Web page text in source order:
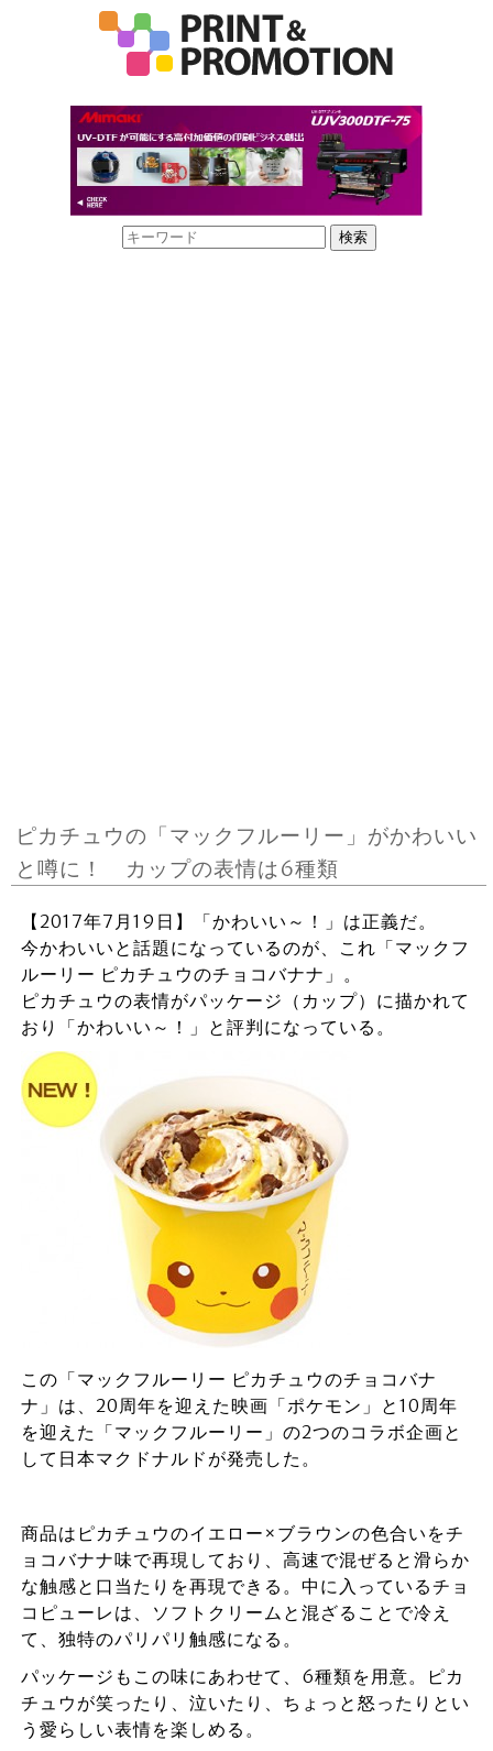
ピカチュウの「マックフルーリー」がかわいい
と噂に！ カップの表情は6種類
【2017年7月19日】「かわいい～！」は正義だ。
今かわいいと話題になっているのが、これ「マックフ
ルーリー ピカチュウのチョコバナナ」。
ピカチュウの表情がパッケージ（カップ）に描かれて
おり「かわいい～！」と評判になっている。
この「マックフルーリー ピカチュウのチョコバナ
ナ」は、20周年を迎えた映画「ポケモン」と10周年
を迎えた「マックフルーリー」の2つのコラボ企画と
して日本マクドナルドが発売した。
商品はピカチュウのイエロー×ブラウンの色合いをチ
ョコバナナ味で再現しており、高速で混ぜると滑らか
な触感と口当たりを再現できる。中に入っているチョ
コピューレは、ソフトクリームと混ざることで冷え
て、独特のパリパリ触感になる。
パッケージもこの味にあわせて、6種類を用意。ピカ
チュウが笑ったり、泣いたり、ちょっと怒ったりとい
う愛らしい表情を楽しめる。